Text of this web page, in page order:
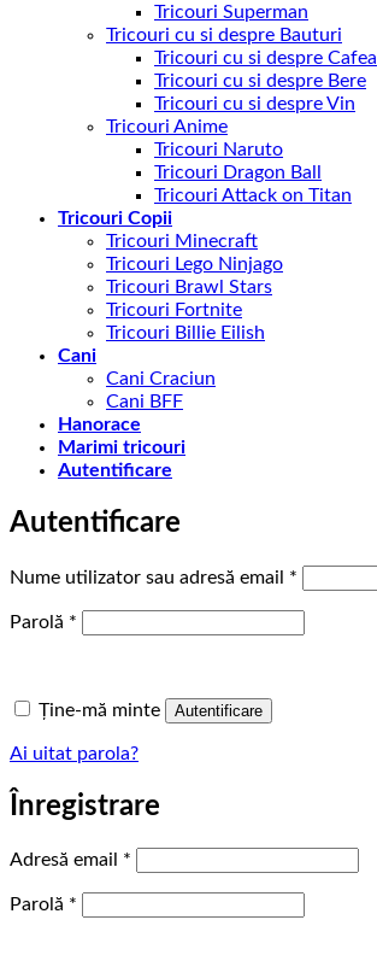
Tricouri Superman
Tricouri cu si despre Bauturi
Tricouri cu si despre Cafea
Tricouri cu si despre Bere
Tricouri cu si despre Vin
Tricouri Anime
Tricouri Naruto
Tricouri Dragon Ball
Tricouri Attack on Titan
Tricouri Copii
Tricouri Minecraft
Tricouri Lego Ninjago
Tricouri Brawl Stars
Tricouri Fortnite
Tricouri Billie Eilish
Cani
Cani Craciun
Cani BFF
Hanorace
Marimi tricouri
Autentificare
Autentificare
Nume utilizator sau adresă email *
Parolă *
Ține-mă minte Autentificare
Ai uitat parola?
Înregistrare
Adresă email *
Parolă *